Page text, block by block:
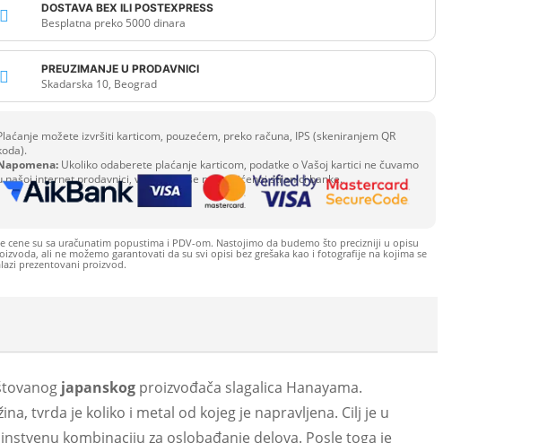
 DOSTAVA BEX ILI POSTEXPRESS
Besplatna preko 5000 dinara
 PREUZIMANJE U PRODAVNICI
Skadarska 10, Beograd
možete izvršiti karticom, pouzećem, preko računa, IPS (skeniranjem QR
Ukoliko odaberete plaćanje karticom, podatke o Vašoj kartici ne čuvamo
našoj internet prodavnici, već se unose na zaštićenoj stranici banke.
cene su sa uračunatim popustima i PDV-om. Nastojimo da budemo što precizniji u opisu
ali ne možemo garantovati da su svi opisi bez grešaka kao i fotografije na kojima se
prezentovani proizvod.
japanskog proizvođača slagalica Hanayama.
tvrda je koliko i metal od kojeg je napravljena. Cilj je u
kombinaciju za oslobađanje delova. Posle toga je